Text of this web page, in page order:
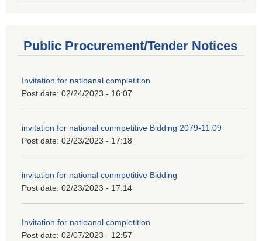
Public Procurement/Tender Notices
Invitation for natioanal completition
Post date: 02/24/2023 - 16:07
invitation for national conmpetitive Bidding 2079-11.09
Post date: 02/23/2023 - 17:18
invitation for national conmpetitive Bidding
Post date: 02/23/2023 - 17:14
Invitation for natioanal completition
Post date: 02/07/2023 - 12:57